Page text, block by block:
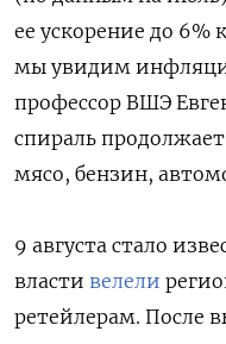
ее ускорение до 6%
мы увидим
профессор ВШЭ
спираль
мясо, бензин,
9 августа стало
власти велели
ретейлерам. После